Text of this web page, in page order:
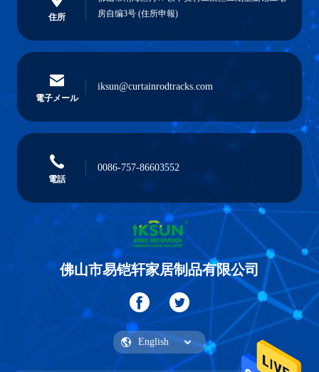
住所
房自编3号 (住所申報)
電子メール
iksun@curtainrodtracks.com
電話
0086-757-86603552
佛山市易铠轩家居制品有限公司